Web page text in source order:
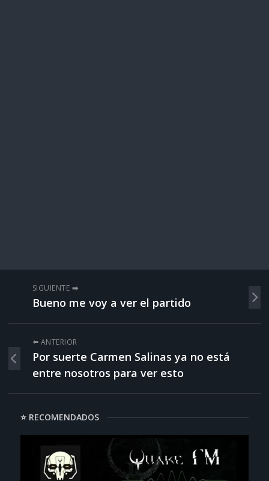
SIGUIENTE ➡️
Bueno me voy a ver el partido
⬅️ ANTERIOR
Por suerte Carmen Salinas ya no está
entre nosotros para ver esto
⭐ RECOMENDADOS